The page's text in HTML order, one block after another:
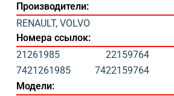
Производители:
RENAULT, VOLVO
Номера ссылок:
21261985
22159764
7421261985
7422159764
Модели: